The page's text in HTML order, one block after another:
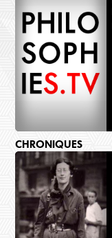
CHRONIQUES